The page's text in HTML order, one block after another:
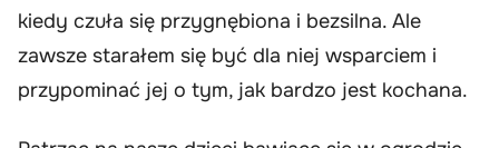
kiedy czuła się przygnębiona i bezsilna. Ale
zawsze starałem się być dla niej wsparciem i
przypominać jej o tym, jak bardzo jest kochana.